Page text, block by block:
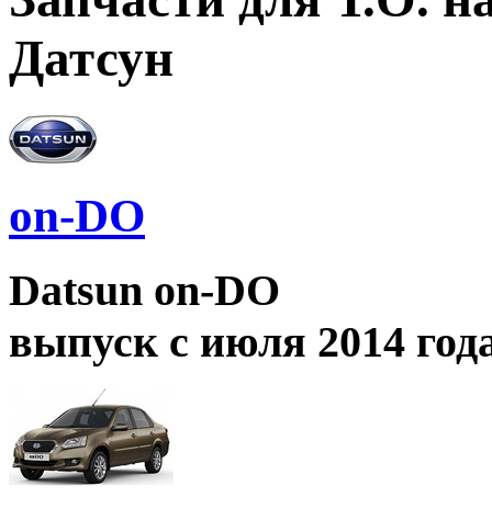
Датсун
on-DO
Datsun on-DO
выпуск с июля 2014